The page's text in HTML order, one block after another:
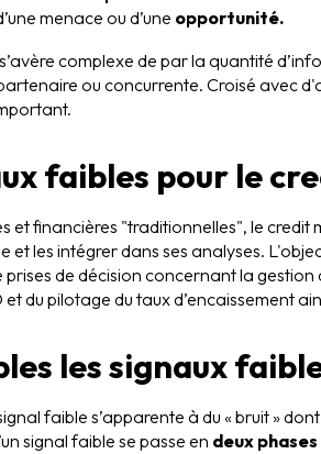
menace ou d’une opportunité.
complexe de par la quantité
ou concurrente. Croisé avec
faibles pour le
et financières "traditionnelles", le credit
les intégrer dans ses analyses.
prises de décision concernant la
du pilotage du taux d’encaissement
les signaux
faible s’apparente à du « bruit »
signal faible se passe en deux phases